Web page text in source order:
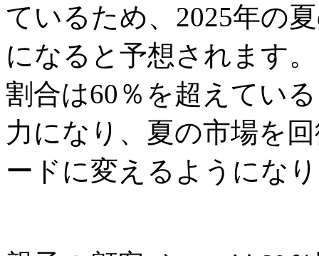
ているため、2025年の
になると予想されます
割合は60％を超えてい
力になり、夏の市場を
ードに変えるようにな